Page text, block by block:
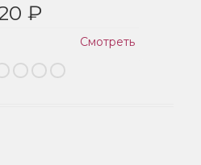
₽
Смотреть